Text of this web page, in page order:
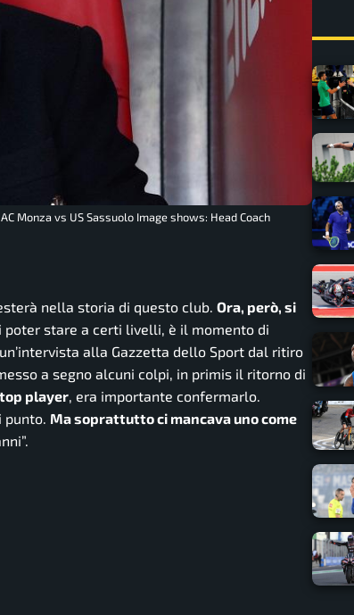
Monza vs US Sassuolo Image shows: Head Coach
nella storia di questo club. Ora, però, si
poter stare a certi livelli, è il momento di
alla Gazzetta dello Sport dal ritiro
a segno alcuni colpi, in primis il ritorno di
top player, era importante confermarlo.
punto. Ma soprattutto ci mancava uno come